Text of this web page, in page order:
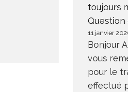
toujours
Question
11 janvier
Bonjour
vous
pour le
effectué